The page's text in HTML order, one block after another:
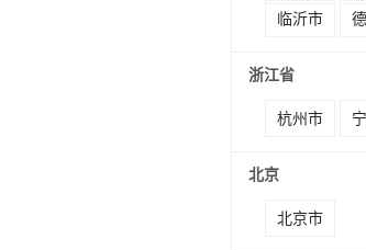
临沂市
浙江省
杭州市
北京
北京市